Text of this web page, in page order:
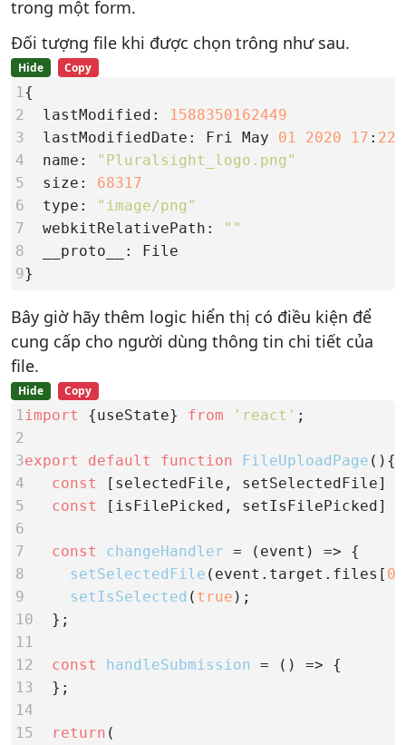
trong một form.
Đối tượng file khi được chọn trông như sau.
Hide Copy
1
2 lastModified:
1588350162449
3 lastModifiedDate: Fri May 01 2020 17 : 22
4 name:
"Pluralsight_logo.png"
5 size: 68317
6 type:
"image/png"
7 webkitRelativePath:
""
8
9}
Bây giờ hãy thêm logic hiển thị có điều kiện để
cung cấp cho người dùng thông tin chi tiết của
file.
Hide Copy
1import {useState} from 'react'
2
3export default function FileUploadPage
4
const
[selectedFile, setSelectedFile]
5
const
[isFilePicked, setIsFilePicked]
6
7
const changeHandler
8
setSelectedFile (event.target.files[ 0
9
setIsSelected ( true
10
11
12
const handleSubmission
13
14
15
return